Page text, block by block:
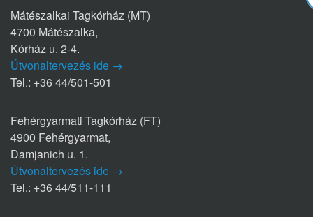
Mátészalkai Tagkórház (MT)
4700 Mátészalka,
Kórház u. 2-4.
Útvonaltervezés ide →
Tel.: +36 44/501-501
Fehérgyarmati Tagkórház (FT)
4900 Fehérgyarmat,
Damjanich u. 1.
Útvonaltervezés ide →
Tel.: +36 44/511-111